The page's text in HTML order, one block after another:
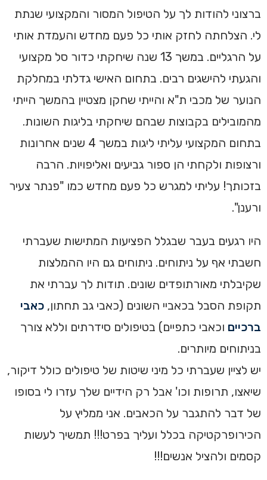
ברצוני להודות לך על הטיפול המסור והמקצועי שנתת
לי. הצלחתה לחזק אותי כל פעם מחדש והעמדת אותי
על הרגליים. במשך 13 שנה שיחקתי כדור סל מקצועי
והגעתי להישגים רבים. בתחום האישי גדלתי במחלקת
הנוער של מכבי ת"א והייתי שחקן מצטיין בהמשך הייתי
מהמובילים בקבוצות שבהם שיחקתי בליגות השונות.
בתחום המקצועי עליתי ליגות במשך 4 שנים אחרונות
ורצופות ולקחתי הן ספור גביעים ואליפויות. הרבה
בזכותך! עליתי למגרש כל פעם מחדש כמו "פנתר צעיר
ורענן".
היו רגעים בעבר שבגלל הפציעות המתישות שעברתי
חשבתי אף על ניתוחים. ניתוחים גם היו ההמלצות
שקיבלתי מאורתופדים שונים. תודות לך עברתי את
תקופת הסבל בכאביי השונים (כאבי גב תחתון, כאבי
ברכיים וכאבי כתפיים) בטיפולים סידרתים וללא צורך
בניתוחים מיותרים.
יש לציין שעברתי כל מיני שיטות של טיפולים כולל דיקור,
שיאצו, תרופות וכו' אבל רק הידיים שלך עזרו לי בסופו
של דבר להתגבר על הכאבים. אני ממליץ על
הכירופרקטיקה בכלל ועליך בפרט!!! תמשיך לעשות
קסמים ולהציל אנשים!!!